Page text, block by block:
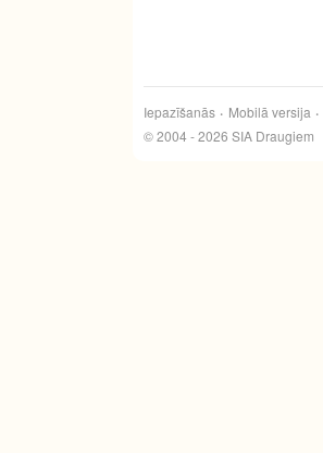
Iepazīšanās Mobilā versija
© 2004 - 2026 SIA Draugiem